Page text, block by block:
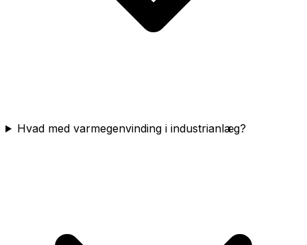
Hvad med varmegenvinding i industrianlæg?